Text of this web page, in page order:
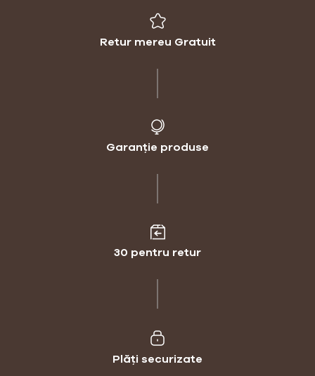
Retur mereu Gratuit
Garanție produse
30 pentru retur
Plăți securizate